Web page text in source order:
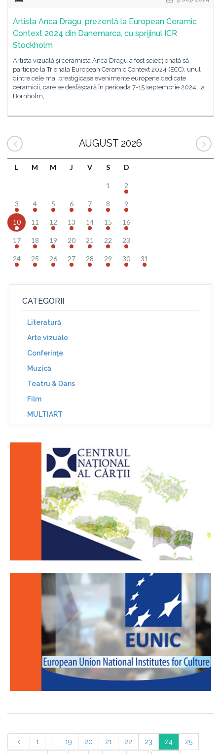
Artista Anca Dragu, prezentă la European Ceramic
Context 2024 din Danemarca, cu sprijinul ICR
Stockholm
Artista vizuală și ceramista Anca Dragu a fost selecționată să
participe la Trienala European Ceramic Context 2024 (ECC), unul
dintre cele mai prestigioase evenimente europene dedicate
ceramicii, care se desfășoară în perioada 7-15 septembrie 2024, la
Bornholm,
AUGUST 2026
L M M J V S D
1 2
3 4 5 6 7 8 9
10 11 12 13 14 15 16
17 18 19 20 21 22 23
24 25 26 27 28 29 30 31
CATEGORII
Literatură
Arte vizuale
Conferinţe
Muzică
Teatru & Dans
Film
MULTIART
1 19 20 21 22 23 24 25